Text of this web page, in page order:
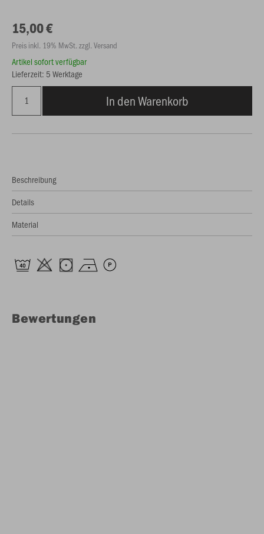
15,00 €
Preis inkl. 19% MwSt. zzgl. Versand
Artikel sofort verfügbar
Lieferzeit: 5 Werktage
In den Warenkorb
Beschreibung
Details
Material
Bewertungen